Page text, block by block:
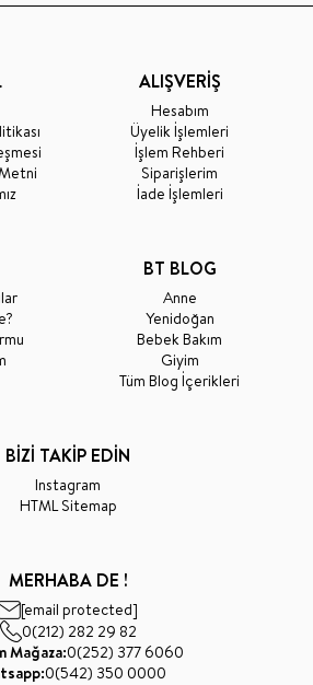
ALIŞVERİŞ
Hesabım
Üyelik İşlemleri
İşlem Rehberi
Siparişlerim
İade İşlemleri
BT BLOG
Anne
Yenidoğan
Bebek Bakım
Giyim
Tüm Blog İçerikleri
BİZİ TAKİP EDİN
Instagram
HTML Sitemap
MERHABA DE !
[email protected]
0(212) 282 29 82
Mağaza:0(252) 377 6060
0(542) 350 0000